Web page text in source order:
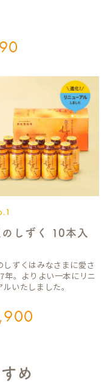
しずく 10本入
しずくはみなさまに愛さ
年。よりよい一本にリニ
ルいたしました。
め